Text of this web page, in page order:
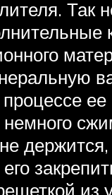
Так
ее
держится,
из